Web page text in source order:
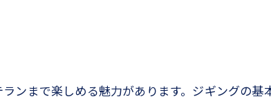
ンまで楽しめる魅力があります。ジギングの基